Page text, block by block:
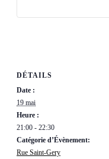
DÉTAILS
Date :
19 mai
Heure :
21:00 - 22:30
Catégorie d’Évènement:
Rue Saint-Gery